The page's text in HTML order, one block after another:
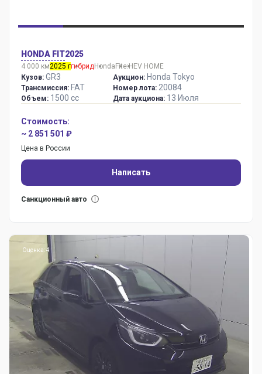
HONDA FIT2025
4 000 км2025 ггибридHonda Fite:HEV HOME
Кузов: GR3
Трансмиссия: FAT
Объем: 1500 сс
Аукцион: Honda Tokyo
Номер лота: 20084
Дата аукциона: 13 Июля
Стоимость:
~ 2 851 501 ₽
Цена в России
Написать
Санкционный авто
Оценка: 4